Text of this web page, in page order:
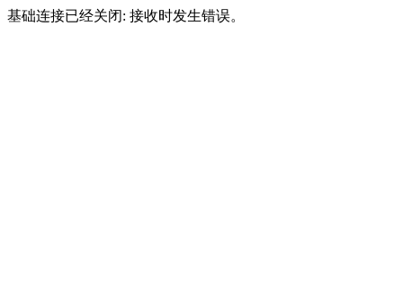
基础连接已经关闭: 接收时发生错误。